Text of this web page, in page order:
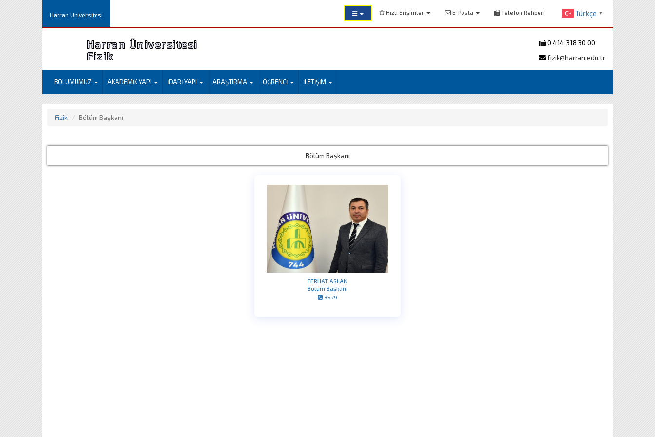
Harran Üniversitesi Hızlı Erişimler E-Posta Telefon Rehberi Türkçe ▼
Harran Üniversitesi
Fizik
0 414 318 30 00
fizik@harran.edu.tr
BÖLÜMÜMÜZ AKADEMİK YAPI İDARİ YAPI ARAŞTIRMA ÖĞRENCİ İLETİŞİM
Fizik Bölüm Başkanı
Bölüm Başkanı
FERHAT ASLAN
Bölüm Başkanı
3579